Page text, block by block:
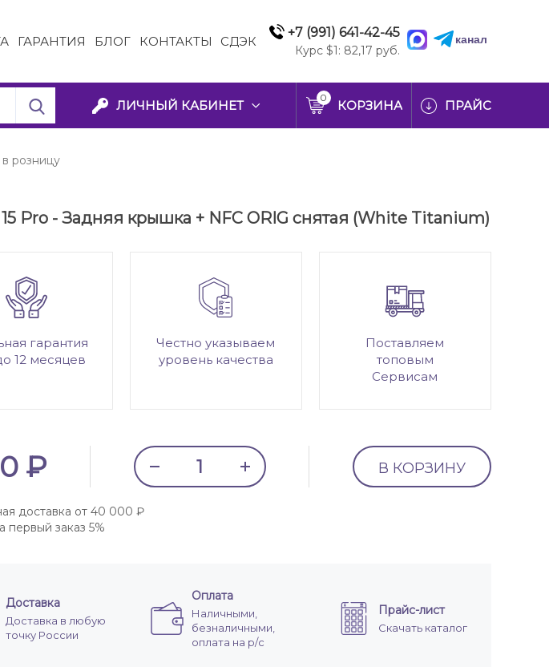
ГАРАНТИЯ БЛОГ КОНТАКТЫ СДЭК
+7 (991) 641-42-45
Курс $1: 82,17 руб.
канал
ЛИЧНЫЙ КАБИНЕТ
0
КОРЗИНА ПРАЙС
розницу
Pro - Задняя крышка + NFC ORIG снятая (White Titanium)
гарантия
12 месяцев
Честно указываем
уровень качества
Поставляем
топовым
Сервисам
₽ В КОРЗИНУ
доставка от 40 000 ₽
первый заказ 5%
Доставка
Доставка в любую
точку России
Оплата
Наличными,
безналичными,
оплата на р/с
Прайс-лист
Скачать каталог